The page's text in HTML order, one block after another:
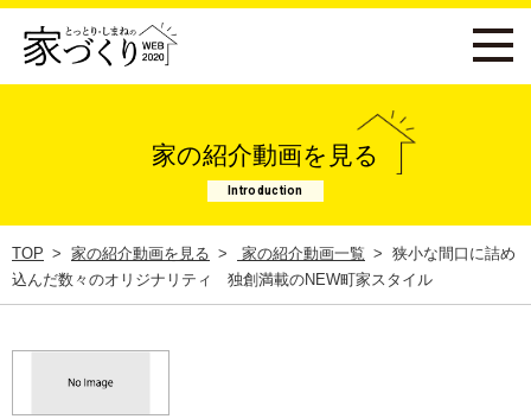
家の紹介動画を見る
Introduction
TOP 家の紹介動画を見る 家の紹介動画一覧
狭小な間口に詰め
込んだ数々のオリジナリティ 独創満載のNEW町家スタイル